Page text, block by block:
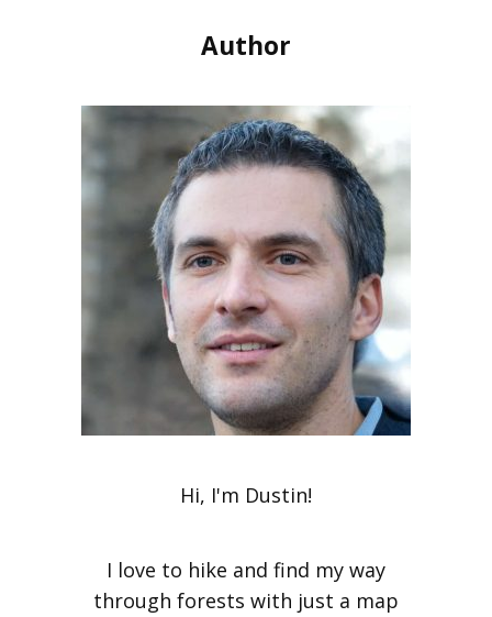
Author
Hi, I'm Dustin!
I love to hike and find my way
through forests with just a map